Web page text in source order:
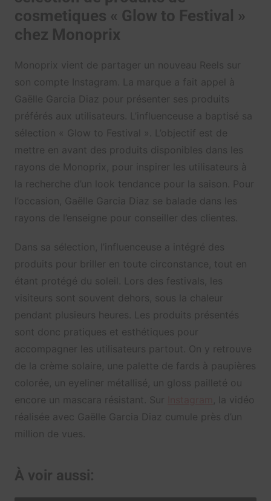
cosmetiques « Glow to Festival »
chez Monoprix
Monoprix vient de partager un nouveau Reels sur
son compte Instagram. La marque a fait appel à
Gaëlle Garcia Diaz pour présenter ses produits
préférés aux utilisateurs. L’influenceuse a baptisé sa
sélection « Glow to Festival ». L’objectif est de
mettre en avant des produits disponibles dans les
rayons de Monoprix, pour inspirer les utilisateurs à
la recherche d’un look tendance pour la saison. Pour
l’occasion, Gaëlle Garcia Diaz se balade dans les
rayons de l’enseigne pour conseiller des clientes.
Dans sa sélection, l’influenceuse a intégré des
produits pour briller en toute circonstance, tout en
étant protégé du soleil. Lors des festivals, les
visiteurs sont souvent dehors, sous la chaleur
pendant plusieurs heures. Les produits présentés
sont donc pratiques et esthétiques pour
accompagner les utilisateurs partout. On y retrouve
de la crème solaire, une palette de fards à paupières
colorée, un eyeliner métallisé, un gloss pailleté ou
encore un mascara résistant. Sur
, la vidéo
réalisée avec Gaëlle Garcia Diaz cumule près d’un
million de vues.
À voir aussi: